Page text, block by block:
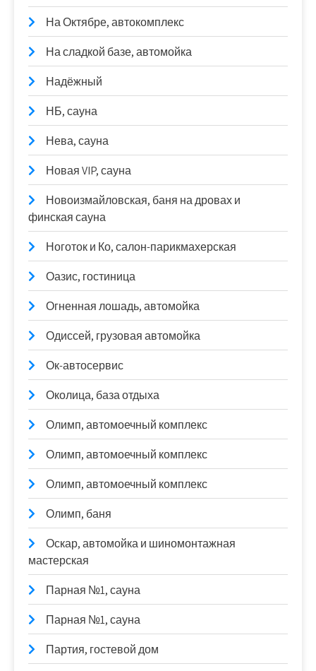
На Октябре, автокомплекс
На сладкой базе, автомойка
Надёжный
НБ, сауна
Нева, сауна
Новая VIP, сауна
Новоизмайловская, баня на дровах и
финская сауна
Ноготок и Ко, салон-парикмахерская
Оазис, гостиница
Огненная лошадь, автомойка
Одиссей, грузовая автомойка
Ок-автосервис
Околица, база отдыха
Олимп, автомоечный комплекс
Олимп, автомоечный комплекс
Олимп, автомоечный комплекс
Олимп, баня
Оскар, автомойка и шиномонтажная
мастерская
Парная №1, сауна
Парная №1, сауна
Партия, гостевой дом